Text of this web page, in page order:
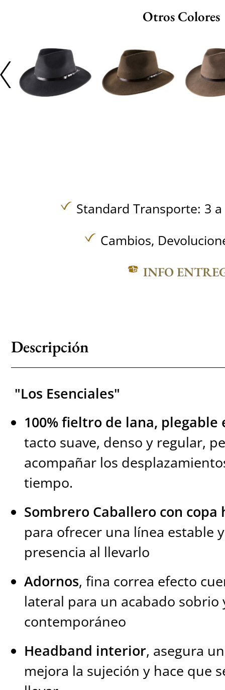
Otros Colores
Standard Transporte: 3
Cambios,
INFO
Descripción
"Los Esenciales"
100% fieltro de lana,
tacto suave, denso y regular,
acompañar los
tiempo.
Sombrero Caballero con copa
para ofrecer una línea estable
presencia al llevarlo
Adornos, fina correa efecto
lateral para un acabado sobrio
contemporáneo
Headband interior, asegura
mejora la sujeción y hace que